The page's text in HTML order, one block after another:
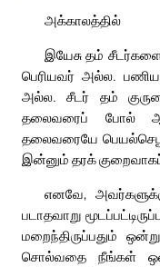
அக்காலத்தில்
இயேசு தம் சீடர்களை
பெரியவர் அல்ல.
அல்ல. சீடர் தம்
தலைவரைப் போல்
தலைவரையே
இன்னும் தரக்
எனவே,
படாதவாறு
மறைந்திருப்பதும்
சொல்வதை நீங்கள்